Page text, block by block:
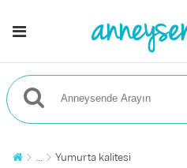
... Yumurta kalitesi